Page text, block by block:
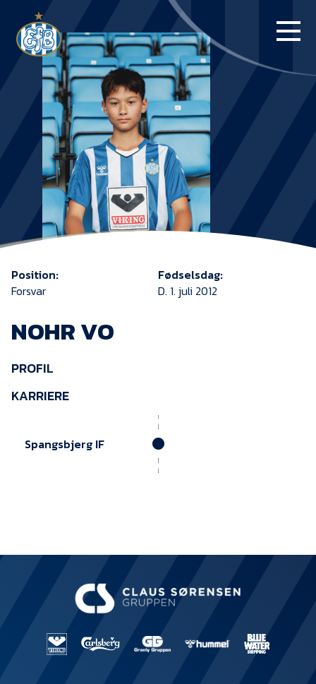
FORSIDE
KAMPE
STILLING
BILLETTER
HERREHOLDET
KAMPDAG PÅ
BLUE WATER
ARENA
KVINDEHOLDET
Om Esbjerg fB
EfB Akademi
Sydvestjysk Fodbold
Aktionærinformation
Kontakt
Job i EfB
Presse
Position:
Forsvar
Fødselsdag:
D. 1. juli 2012
NOHR VO
PROFIL
KARRIERE
Spangsbjerg IF